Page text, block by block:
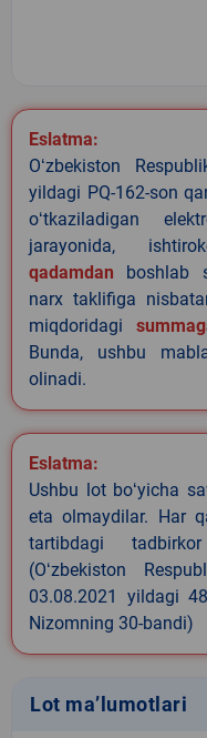
Eslatma:
Oʻzbekiston
yildagi PQ-162-son
oʻtkaziladigan
jarayonida,
qadamdan boshlab
narx taklifiga
miqdoridagi
Bunda, ushbu
olinadi.
Eslatma:
Ushbu lot boʻyicha
eta olmaydilar. Har
tartibdagi
(Oʻzbekiston
03.08.2021 yildagi
Nizomning 30-bandi)
Lot ma’lumotlari